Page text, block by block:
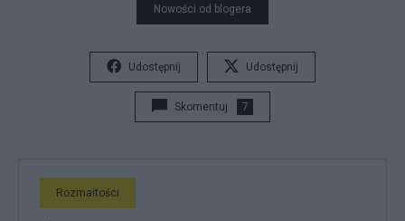
Nowości od blogera
Udostępnij Udostępnij
Skomentuj 7
Rozmaitości